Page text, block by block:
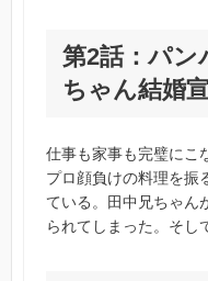
第2話：パン
ちゃん結婚
仕事も家事も完璧にこ
プロ顔負けの料理を振
ている。田中兄ちゃん
られてしまった。そし